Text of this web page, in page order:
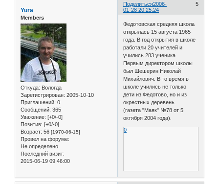
Поделиться 5
2006-
01-28 20:25:24
Yura
Members
Откуда: Вологда
Зарегистрирован: 2005-10-10
Приглашений: 0
Сообщений: 365
Уважение: [+0/-0]
Позитив: [+0/-0]
Возраст: 56 [1970-06-15]
Провел на форуме:
Не определено
Последний визит:
2015-06-19 09:46:00
Федотовская средняя школа
открылась 15 августа 1965
года. В год открытия в школе
работали 20 учителей и
учились 283 ученика.
Первым директором школы
был Шешерин Николай
Михайлович. В то время в
школе учились не только
дети из Федотово, но и из
окрестных деревень.
(газета "Маяк" №78 от 5
октября 2004 года).
0